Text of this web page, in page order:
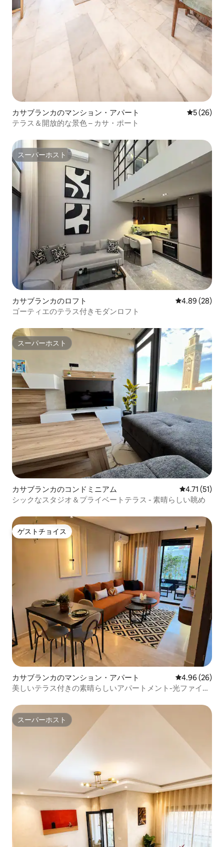
カサブランカのマンション・アパート レビュー
5 (26)
テラス＆開放的な景色 – カサ・ポート
スーパーホスト
スーパーホスト
カサブランカのロフト レビュー28
4.89 (28)
ゴーティエのテラス付きモダンロフト
スーパーホスト
スーパーホスト
カサブランカのコンドミニアム レビュー51
4.71 (51)
シックなスタジオ＆プライベートテラス - 素晴らしい眺め
ゲストチョイス
ゲストチョイス
カサブランカのマンション・アパート レビュー26
4.96 (26)
美しいテラス付きの素晴らしいアパートメント-光ファイバ
スーパーホスト
スーパーホスト